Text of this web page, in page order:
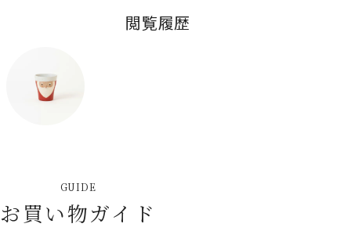
閲覧履歴
GUIDE
お買い物ガイド